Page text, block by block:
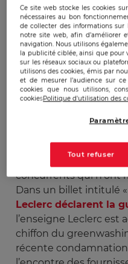
Publicado: 18/11/2010|
La nouvelle
2020 : zéro
l’enseigne propose la
prospectus papier
suscite des réactions.
autocollants « zéro
concurrents qui n’ont
Dans un billet intitulé «
Leclerc déclarent la
l’enseigne Leclerc est
chiffon du
récente
Ce site web stocke les cookies
nécessaires au bon
de collecter des informations sur
notre site web, afin d’améliorer
navigation. Nous utilisons
la publicité ciblée, ainsi que pour
sur les réseaux sociaux ou
utilisons des cookies, émis par
et de mesurer l’audience sur
cookies que nous utilisons,
cookiesPolitique d'utilisation des
Tout refuser